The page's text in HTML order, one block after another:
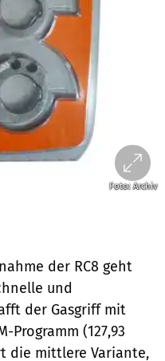
Foto: Archiv
der RC8 geht
und
der Gasgriff mit
Programm (127,93
die mittlere Variante,